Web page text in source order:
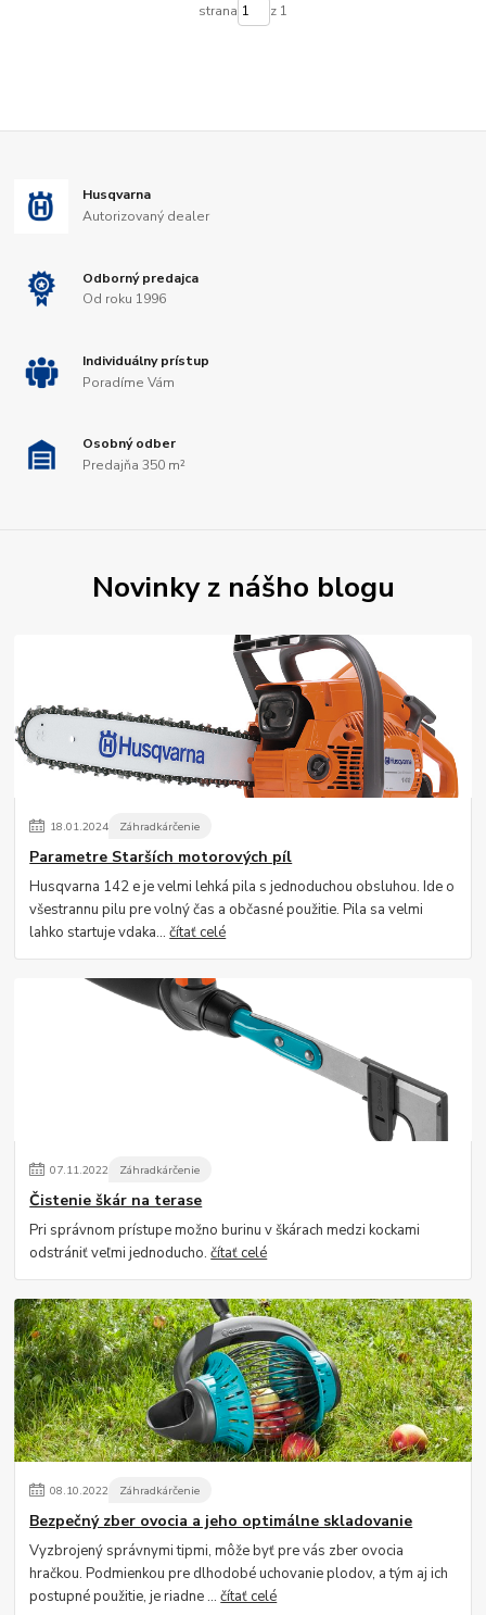
strana z 1
Husqvarna
Autorizovaný dealer
Odborný predajca
Od roku 1996
Individuálny prístup
Poradíme Vám
Osobný odber
Predajňa 350 m²
Novinky z nášho blogu
18.01.2024 Záhradkárčenie
Parametre Starších motorových píl
Husqvarna 142 e je velmi lehká pila s jednoduchou obsluhou. Ide o
všestrannu pilu pre volný čas a občasné použitie. Pila sa velmi
lahko startuje vdaka...čítať celé
07.11.2022 Záhradkárčenie
Čistenie škár na terase
Pri správnom prístupe možno burinu v škárach medzi kockami
odstrániť veľmi jednoducho.čítať celé
08.10.2022 Záhradkárčenie
Bezpečný zber ovocia a jeho optimálne skladovanie
Vyzbrojený správnymi tipmi, môže byť pre vás zber ovocia
hračkou. Podmienkou pre dlhodobé uchovanie plodov, a tým aj ich
postupné použitie, je riadne ...čítať celé